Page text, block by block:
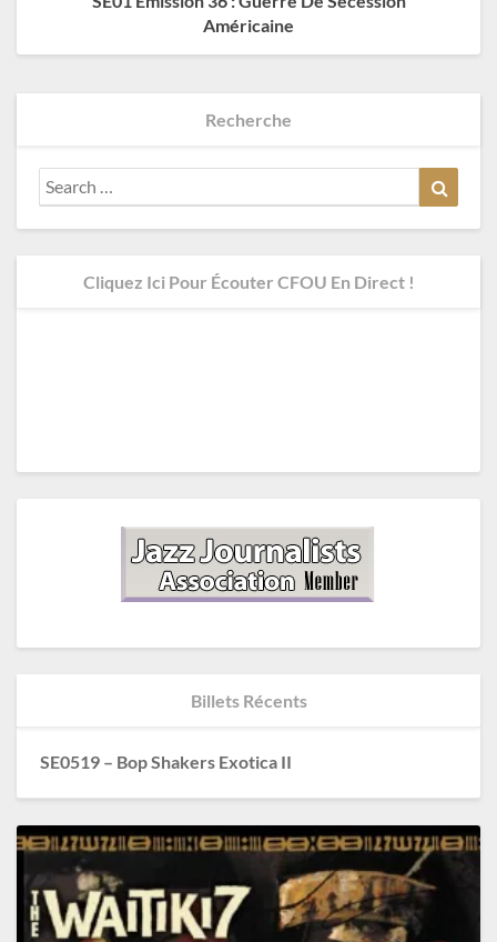
Américaine
Recherche
Search
for:
Cliquez Ici Pour Écouter CFOU En Direct !
Billets Récents
SE0519 – Bop Shakers Exotica II